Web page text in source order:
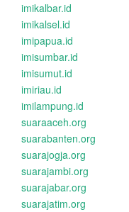
imikalbar.id
imikalsel.id
imipapua.id
imisumbar.id
imisumut.id
imiriau.id
imilampung.id
suaraaceh.org
suarabanten.org
suarajogja.org
suarajambi.org
suarajabar.org
suarajatim.org